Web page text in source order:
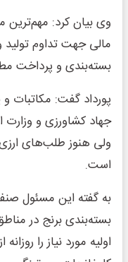
وی بیان کرد: مهم‌ترین
مالی جهت تداوم تولید
بسته‌بندی و پرداخت
پورداد گفت: مکاتبات
جهاد کشاورزی و وزارت
ولی هنوز طلب‌های
است.
به گفته این مسئول
بسته‌بندی برنج در
اولیه مورد نیاز را